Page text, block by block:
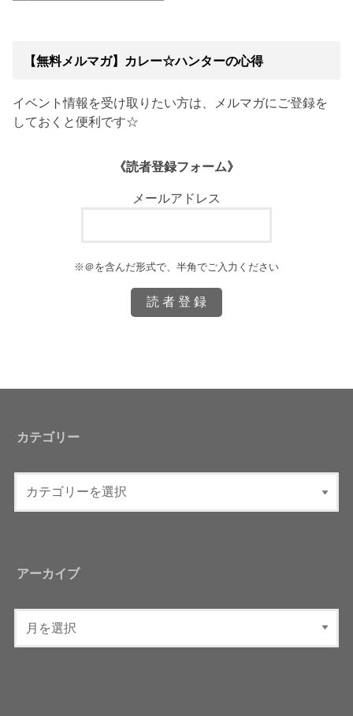
【無料メルマガ】カレー☆ハンターの心得
イベント情報を受け取りたい方は、メルマガにご登録を
しておくと便利です☆
《読者登録フォーム》
メールアドレス
※＠を含んだ形式で、半角でご入力ください
カテゴリー
アーカイブ